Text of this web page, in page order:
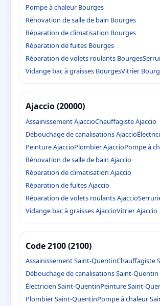
Pompe à chaleur Bourges
Rénovation de salle de bain Bourges
Réparation de climatisation Bourges
Réparation de fuites Bourges
Réparation de volets roulants Bourges
Vidange bac à graisses BourgesVitrier
Ajaccio (20000)
Assainissement AjaccioChauffagiste Ajaccio
Débouchage de canalisations Ajaccio
Peinture AjaccioPlombier AjaccioPompe à
Rénovation de salle de bain Ajaccio
Réparation de climatisation Ajaccio
Réparation de fuites Ajaccio
Réparation de volets roulants Ajaccio
Vidange bac à graisses AjaccioVitrier Ajaccio
Code 2100 (2100)
Assainissement Saint-QuentinChauffagiste
Débouchage de canalisations Saint-Quentin
Électricien Saint-QuentinPeinture Saint-
Plombier Saint-QuentinPompe à chaleur